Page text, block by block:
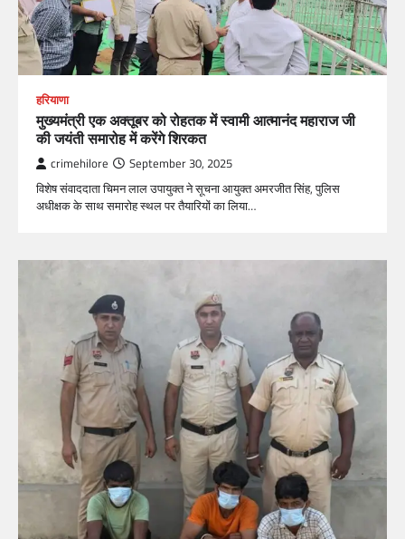
हरियाणा
मुख्यमंत्री एक अक्तूबर को रोहतक में स्वामी आत्मानंद महाराज जी
की जयंती समारोह में करेंगे शिरकत
crimehilore September 30, 2025
विशेष संवाददाता चिमन लाल उपायुक्त ने सूचना आयुक्त अमरजीत सिंह, पुलिस
अधीक्षक के साथ समारोह स्थल पर तैयारियों का लिया…